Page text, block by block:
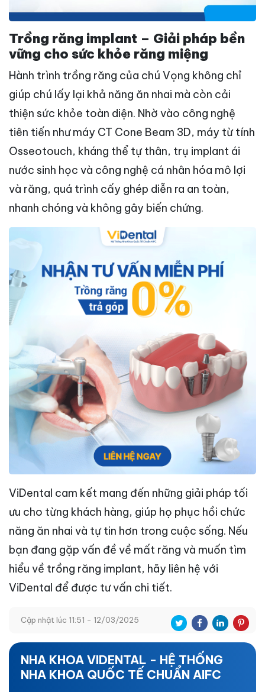
Trồng răng implant – Giải pháp bền
vững cho sức khỏe răng miệng
Hành trình trồng răng của chú Vọng không chỉ
giúp chú lấy lại khả năng ăn nhai mà còn cải
thiện sức khỏe toàn diện. Nhờ vào công nghệ
tiên tiến như máy CT Cone Beam 3D, máy từ tính
Osseotouch, kháng thể tự thân, trụ implant ái
nước sinh học và công nghệ cá nhân hóa mô lợi
và răng, quá trình cấy ghép diễn ra an toàn,
nhanh chóng và không gây biến chứng.
ViDental cam kết mang đến những giải pháp tối
ưu cho từng khách hàng, giúp họ phục hồi chức
năng ăn nhai và tự tin hơn trong cuộc sống. Nếu
bạn đang gặp vấn đề về mất răng và muốn tìm
hiểu về trồng răng implant, hãy liên hệ với
ViDental để được tư vấn chi tiết.
Cập nhật lúc 11:51 - 12/03/2025
NHA KHOA VIDENTAL - HỆ THỐNG
NHA KHOA QUỐC TẾ CHUẨN AIFC